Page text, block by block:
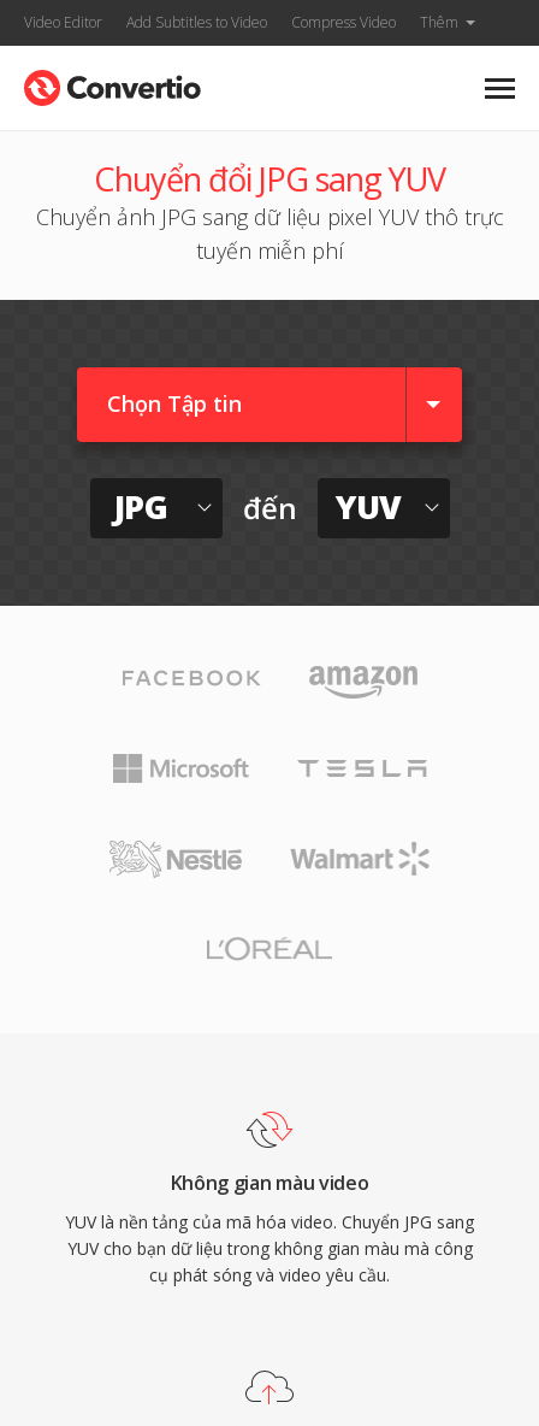
Video Editor Add Subtitles to Video Compress Video Thêm
Chuyển đổi JPG sang YUV
Chuyển ảnh JPG sang dữ liệu pixel YUV thô trực
tuyến miễn phí
Chọn Tập tin
JPG đến YUV
Không gian màu video
YUV là nền tảng của mã hóa video. Chuyển JPG sang
YUV cho bạn dữ liệu trong không gian màu mà công
cụ phát sóng và video yêu cầu.